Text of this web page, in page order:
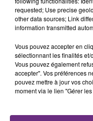
rassemblements ou
2021, date de
établissements
Qui pourra me
Pour accéder à un
événement sur le
demander.
requested; Use precise
other data sources; Link
information transmitted
Vous pouvez accepter en
sélectionnant les finalités
Vous pouvez également
accepter". Vos préférences
pouvez mettre à jour vos
moment via le lien "Gérer